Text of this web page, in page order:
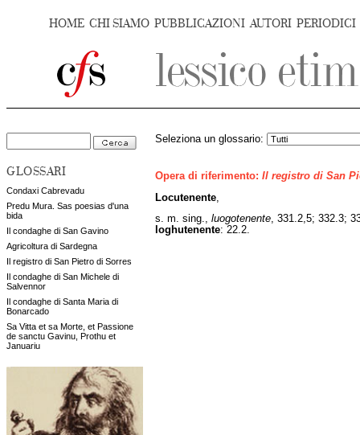
HOME CHI SIAMO PUBBLICAZIONI AUTORI PERIODICI
GLOSSARI
Condaxi Cabrevadu
Predu Mura. Sas poesias d'una
bida
Il condaghe di San Gavino
Agricoltura di Sardegna
Il registro di San Pietro di Sorres
Il condaghe di San Michele di
Salvennor
Il condaghe di Santa Maria di
Bonarcado
Sa Vitta et sa Morte, et Passione
de sanctu Gavinu, Prothu et
Januariu
Seleziona un glossario:
Opera di riferimento: Il registro di San
Locutenente
s. m. sing., luogotenente, 331.2,5; 332.3;
loghutenente: 22.2.